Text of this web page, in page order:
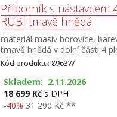
Příborník s nástavcem
RUBI tmavě hnědá
materiál masiv borovice,
tmavě hnědá v dolní části 4
zásuvky s kovovými pojezdy v
prosklené a 2 plné dveře
Kód produktu: 8963W
Skladem: 2.11.2026
18 699 Kč s DPH
-40% 31 290 Kč **